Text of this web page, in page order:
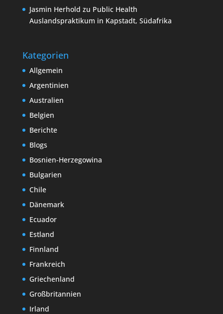
Jasmin Herhold zu Public Health
Auslandspraktikum in Kapstadt, Südafrika
Kategorien
Allgemein
Argentinien
Australien
Belgien
Berichte
Blogs
Bosnien-Herzegowina
Bulgarien
Chile
Dänemark
Ecuador
Estland
Finnland
Frankreich
Griechenland
Großbritannien
Irland